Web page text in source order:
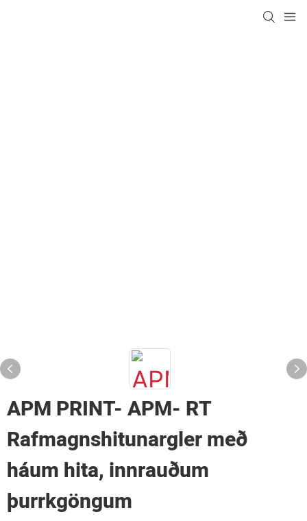
APM PRINT- APM- RT
Rafmagnshitunargler með
háum hita, innrauðum
þurrkgöngum